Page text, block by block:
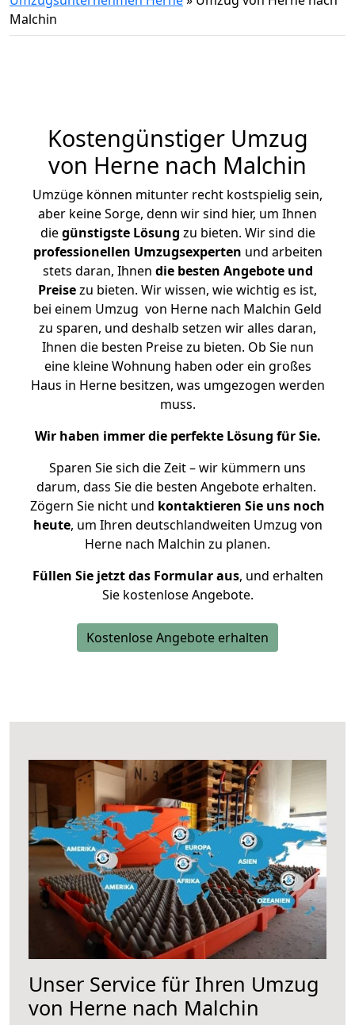
Malchin
Kostengünstiger Umzug
von Herne nach Malchin
Umzüge können mitunter recht kostspielig sein,
aber keine Sorge, denn wir sind hier, um Ihnen
diegünstigste Lösung zu bieten. Wir sind die
professionellen Umzugsexperten und arbeiten
stets daran, Ihnen die besten Angebote und
Preisezu bieten. Wir wissen, wie wichtig es ist,
bei einem Umzug von Herne nach Malchin Geld
zu sparen, und deshalb setzen wir alles daran,
Ihnen die besten Preise zu bieten. Ob Sie nun
eine kleine Wohnung haben oder ein großes
Haus in Herne besitzen, was umgezogen werden
muss.
Wir haben immer die perfekte Lösung für Sie.
Sparen Sie sich die Zeit – wir kümmern uns
darum, dass Sie die besten Angebote erhalten.
Zögern Sie nicht und kontaktieren Sie uns noch
heute, um Ihren deutschlandweiten Umzug von
Herne nach Malchin zu planen.
Füllen Sie jetzt das Formular aus, und erhalten
Sie kostenlose Angebote.
Kostenlose Angebote erhalten
Unser Service für Ihren Umzug
von Herne nach Malchin